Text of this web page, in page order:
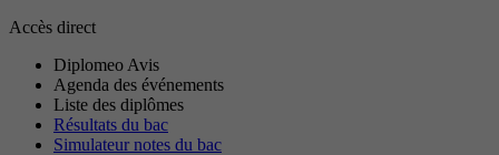
Accès direct
Diplomeo Avis
Agenda des événements
Liste des diplômes
Résultats du bac
Simulateur notes du bac